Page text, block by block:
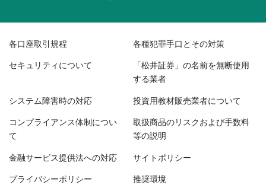
各口座取引規程 各種犯罪手口とその対策
セキュリティについて 「松井証券」の名前を無断使用
する業者
システム障害時の対応 投資用教材販売業者について
コンプライアンス体制につい
て
取扱商品のリスクおよび手数料
等の説明
金融サービス提供法への対応 サイトポリシー
プライバシーポリシー 推奨環境